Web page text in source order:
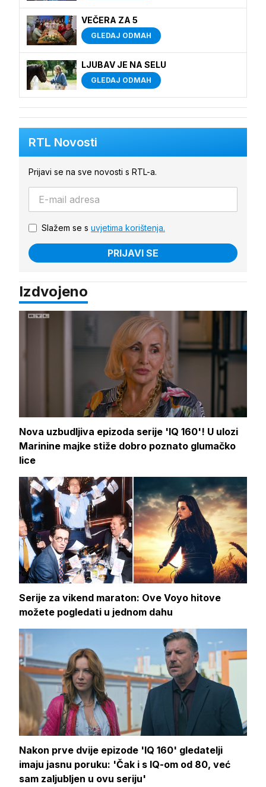
VEČERA ZA 5
GLEDAJ ODMAH
LJUBAV JE NA SELU
GLEDAJ ODMAH
RTL Novosti
Prijavi se na sve novosti s RTL-a.
Slažem se s uvjetima korištenja.
PRIJAVI SE
Izdvojeno
Nova uzbudljiva epizoda serije 'IQ 160'! U ulozi
Marinine majke stiže dobro poznato glumačko
lice
Serije za vikend maraton: Ove Voyo hitove
možete pogledati u jednom dahu
Nakon prve dvije epizode 'IQ 160' gledatelji
imaju jasnu poruku: 'Čak i s IQ-om od 80, već
sam zaljubljen u ovu seriju'